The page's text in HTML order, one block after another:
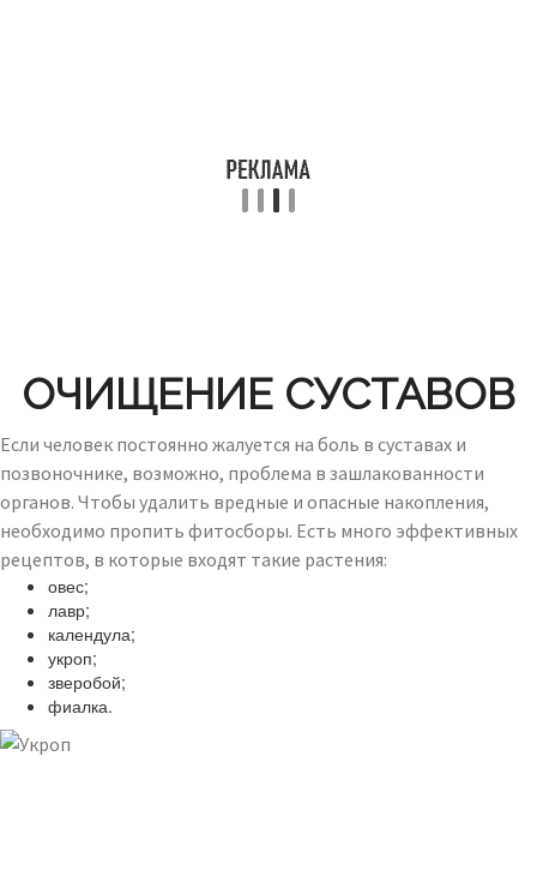
ОЧИЩЕНИЕ СУСТАВОВ
Если человек постоянно жалуется на боль в суставах и
позвоночнике, возможно, проблема в зашлакованности
органов. Чтобы удалить вредные и опасные накопления,
необходимо пропить фитосборы. Есть много эффективных
рецептов, в которые входят такие растения:
овес;
лавр;
календула;
укроп;
зверобой;
фиалка.